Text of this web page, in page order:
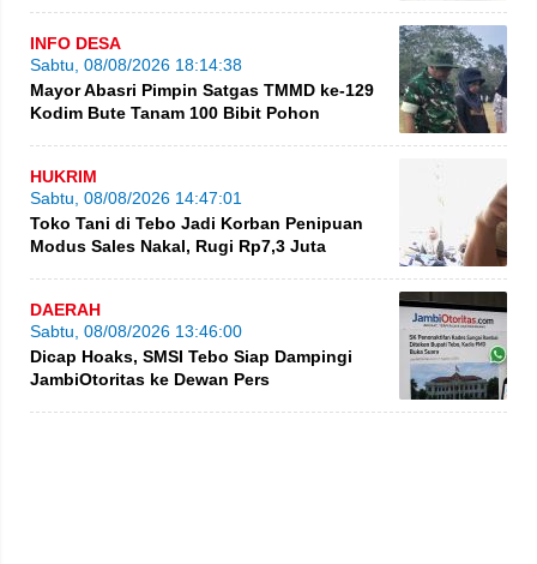
INFO DESA
Sabtu, 08/08/2026 18:14:38
Mayor Abasri Pimpin Satgas TMMD ke-129
Kodim Bute Tanam 100 Bibit Pohon
HUKRIM
Sabtu, 08/08/2026 14:47:01
Toko Tani di Tebo Jadi Korban Penipuan
Modus Sales Nakal, Rugi Rp7,3 Juta
DAERAH
Sabtu, 08/08/2026 13:46:00
Dicap Hoaks, SMSI Tebo Siap Dampingi
JambiOtoritas ke Dewan Pers